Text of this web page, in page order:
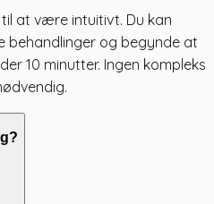
at være intuitivt. Du kan
behandlinger og begynde at
10 minutter. Ingen kompleks